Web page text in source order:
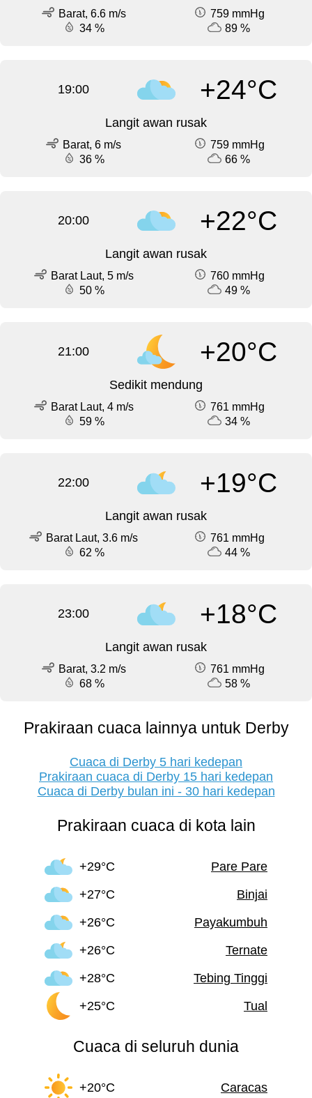
Barat, 6.6 m/s
759 mmHg
34 %
89 %
19:00 +24°C
Langit awan rusak
Barat, 6 m/s
759 mmHg
36 %
66 %
20:00 +22°C
Langit awan rusak
Barat Laut, 5 m/s
760 mmHg
50 %
49 %
21:00 +20°C
Sedikit mendung
Barat Laut, 4 m/s
761 mmHg
59 %
34 %
22:00 +19°C
Langit awan rusak
Barat Laut, 3.6 m/s
761 mmHg
62 %
44 %
23:00 +18°C
Langit awan rusak
Barat, 3.2 m/s
761 mmHg
68 %
58 %
Prakiraan cuaca lainnya untuk Derby
Cuaca di Derby 5 hari kedepan
Prakiraan cuaca di Derby 15 hari kedepan
Cuaca di Derby bulan ini - 30 hari kedepan
Prakiraan cuaca di kota lain
+29°C
Pare Pare
+27°C
Binjai
+26°C
Payakumbuh
+26°C
Ternate
+28°C
Tebing Tinggi
+25°C
Tual
Cuaca di seluruh dunia
+20°C Caracas